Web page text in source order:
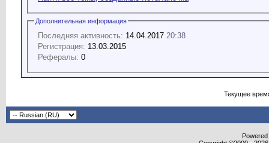
Дополнительная информация
Последняя активность: 14.04.2017 20:38
Регистрация: 13.03.2015
Рефералы: 0
Текущее